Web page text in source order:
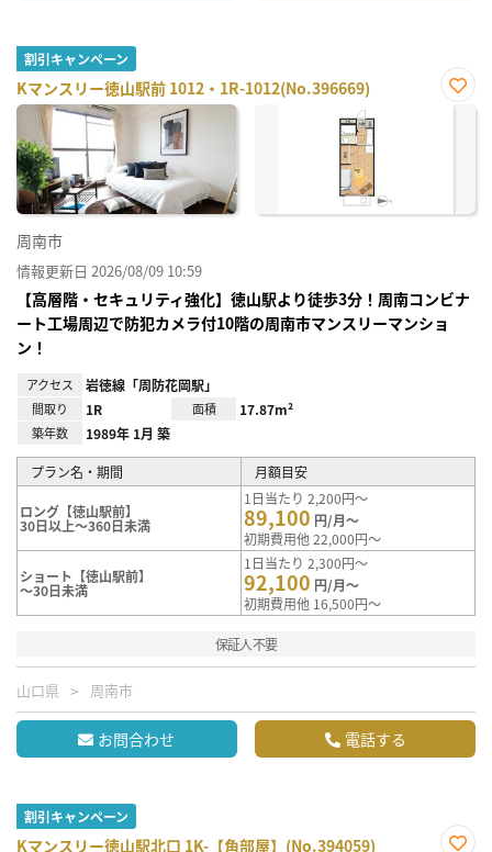
割引キャンペーン
Kマンスリー徳山駅前 1012・1R-1012(No.396669)
お気
周南市
情報更新日 2026/08/09 10:59
【高層階・セキュリティ強化】徳山駅より徒歩3分！周南コンビナ
ート工場周辺で防犯カメラ付10階の周南市マンスリーマンショ
ン！
アクセス 岩徳線「周防花岡駅」
間取り 1R 面積 17.87m²
築年数 1989年 1月 築
プラン名・期間 月額目安
ロング【徳山駅前】
30日以上～360日未満
1日当たり 2,200円～
89,100 円/月～
初期費用他 22,000円～
ショート【徳山駅前】
～30日未満
1日当たり 2,300円～
92,100 円/月～
初期費用他 16,500円～
保証人不要
山口県 周南市
お問合わせ 電話する
割引キャンペーン
Kマンスリー徳山駅北口 1K-【角部屋】(No.394059)